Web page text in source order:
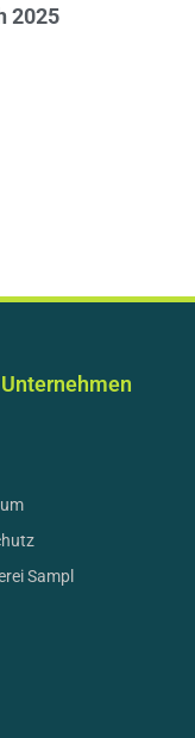
2025
Sampl